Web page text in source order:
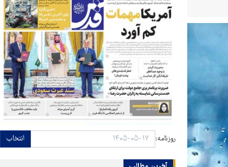
روزنامه: انتخاب